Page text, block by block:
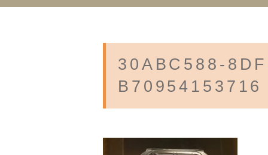
むし歯治療
小児歯科
院長紹介 院内紹介
院長ブログ スタッフブ
30ABC588-
B70954153716